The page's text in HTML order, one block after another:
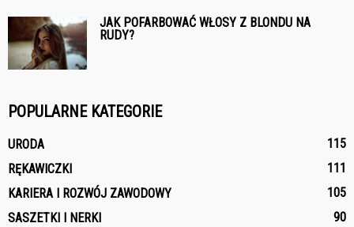
JAK POFARBOWAĆ WŁOSY Z BLONDU NA
RUDY?
POPULARNE KATEGORIE
URODA
115
RĘKAWICZKI
111
KARIERA I ROZWÓJ ZAWODOWY
105
SASZETKI I NERKI
90